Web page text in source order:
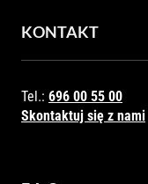
KONTAKT
Tel.: 696 00 55 00
Skontaktuj się z nami